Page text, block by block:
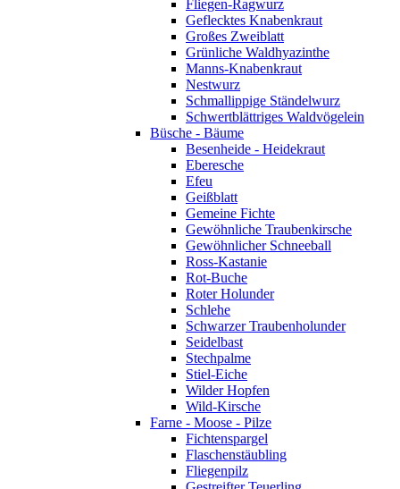
Fliegen-Ragwurz
Geflecktes Knabenkraut
Großes Zweiblatt
Grünliche Waldhyazinthe
Manns-Knabenkraut
Nestwurz
Schmallippige Ständelwurz
Schwertblättriges Waldvögelein
Büsche - Bäume
Besenheide - Heidekraut
Eberesche
Efeu
Geißblatt
Gemeine Fichte
Gewöhnliche Traubenkirsche
Gewöhnlicher Schneeball
Ross-Kastanie
Rot-Buche
Roter Holunder
Schlehe
Schwarzer Traubenholunder
Seidelbast
Stechpalme
Stiel-Eiche
Wilder Hopfen
Wild-Kirsche
Farne - Moose - Pilze
Fichtenspargel
Flaschenstäubling
Fliegenpilz